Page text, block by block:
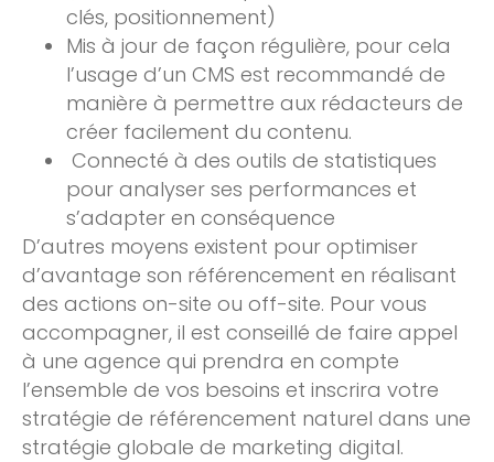
clés, positionnement)
Mis à jour de façon régulière, pour cela
l’usage d’un CMS est recommandé de
manière à permettre aux rédacteurs de
créer facilement du contenu.
Connecté à des outils de statistiques
pour analyser ses performances et
s’adapter en conséquence
D’autres moyens existent pour optimiser
d’avantage son référencement en réalisant
des actions on-site ou off-site. Pour vous
accompagner, il est conseillé de faire appel
à une agence qui prendra en compte
l’ensemble de vos besoins et inscrira votre
stratégie de référencement naturel dans une
stratégie globale de marketing digital.